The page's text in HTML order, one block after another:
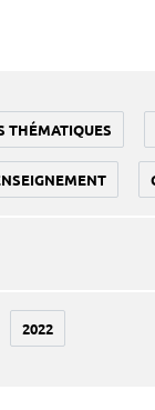
THÉMATIQUES
2022